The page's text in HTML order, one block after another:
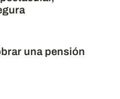
una pensión